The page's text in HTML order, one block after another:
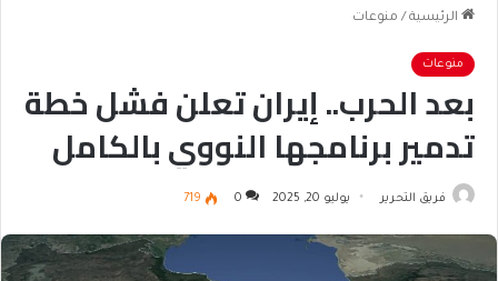
الرئيسية / منوعات
منوعات
بعد الحرب.. إيران تعلن فشل خطة
تدمير برنامجها النووي بالكامل
فريق التحرير يوليو 20, 2025 0
719